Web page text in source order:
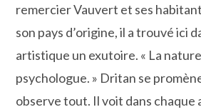
remercier Vauvert et ses
son pays d’origine, il a trouvé ici
artistique un exutoire. « La
psychologue. » Dritan se
observe tout. Il voit dans chaque